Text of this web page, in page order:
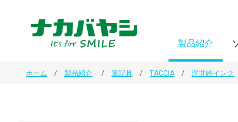
製品紹介
ホーム 製品紹介 筆記具 TACCIA 浮世絵インク